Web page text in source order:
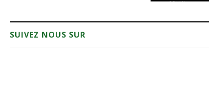
SUIVEZ NOUS SUR